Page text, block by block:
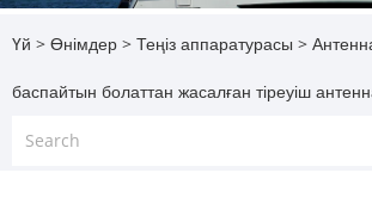
Үй > Өнімдер > Теңіз аппаратурасы >
баспайтын болаттан жасалған тіреуіш